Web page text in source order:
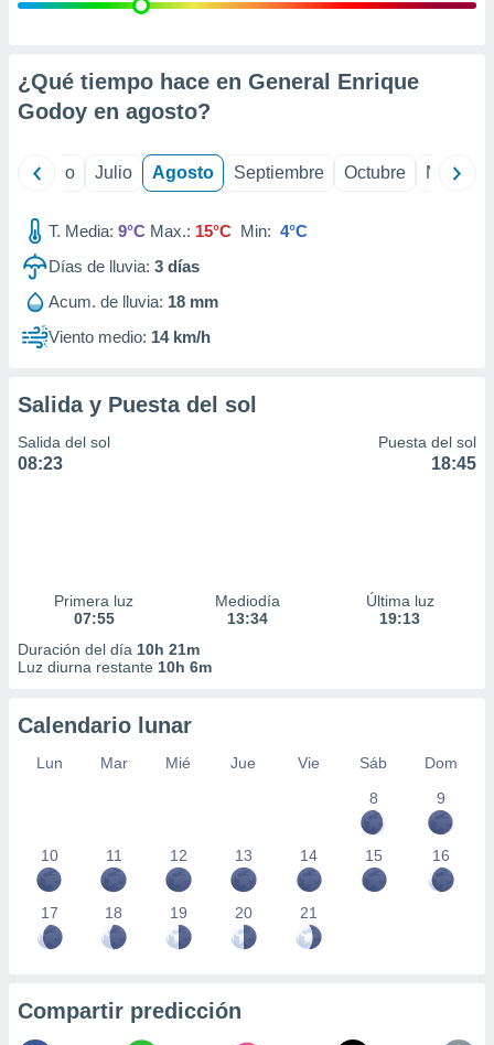
e
mediante
publicidad
de
1199
¿Qué tiempo hace en General Enrique
Godoy en agosto?
Junio Julio Agosto Septiembre Octubre
T. Media: 9°C Max.: 15°C Min: 4°C
Días de lluvia: 3 días
Acum. de lluvia: 18 mm
Viento medio: 14 km/h
Salida y Puesta del sol
Salida del sol
08:23
Puesta del sol
18:45
Primera luz
07:55
Mediodía
13:34
Última luz
19:13
Duración del día 10h 21m
Luz diurna restante 10h 6m
Calendario lunar
Lun Mar Mié Jue Vie Sáb
Dom
8
9
10 11 12 13 14 15 16
17 18 19 20 21
Compartir predicción